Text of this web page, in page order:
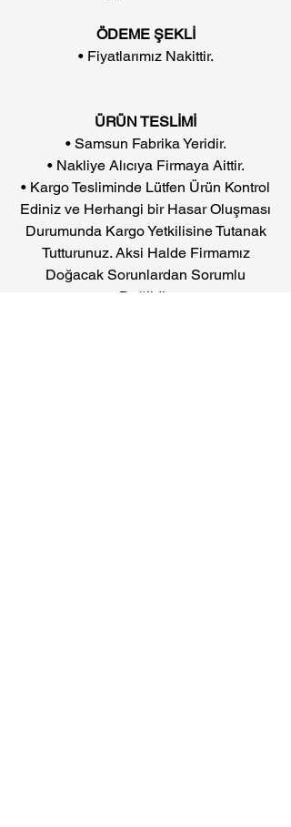
ÖDEME ŞEKLİ
• Fiyatlarımız Nakittir.
ÜRÜN TESLİMİ
• Samsun Fabrika Yeridir.
• Nakliye Alıcıya Firmaya Aittir.
• Kargo Tesliminde Lütfen Ürün Kontrol
Ediniz ve Herhangi bir Hasar Oluşması
Durumunda Kargo Yetkilisine Tutanak
Tutturunuz. Aksi Halde Firmamız
Doğacak Sorunlardan Sorumlu
Değildir.